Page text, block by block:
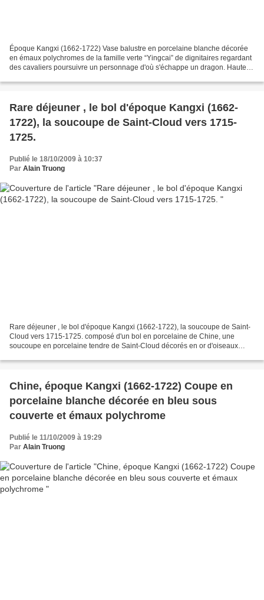
Époque Kangxi (1662-1722) Vase balustre en porcelaine blanche décorée
en émaux polychromes de la famille verte “Yingcai” de dignitaires regardant
des cavaliers poursuivre un personnage d'où s'échappe un dragon. Hauteur
Rare déjeuner , le bol d'époque Kangxi (1662-
1722), la soucoupe de Saint-Cloud vers 1715-
1725.
Publié le 18/10/2009 à 10:37
Par Alain Truong
Rare déjeuner , le bol d'époque Kangxi (1662-1722), la soucoupe de Saint-
Cloud vers 1715-1725. composé d'un bol en porcelaine de Chine, une
soucoupe en porcelaine tendre de Saint-Cloud décorés en or d'oiseaux
Chine, époque Kangxi (1662-1722) Coupe en
porcelaine blanche décorée en bleu sous
couverte et émaux polychrome
Publié le 11/10/2009 à 19:29
Par Alain Truong